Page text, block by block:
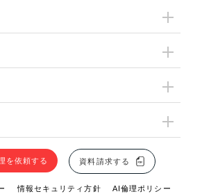
を依頼する 資料請求する
情報セキュリティ方針 AI倫理ポリシー